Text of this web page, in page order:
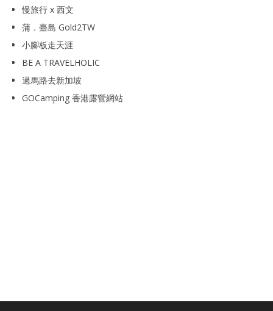
慢旅行 x 西文
蒲．臺島 Gold2TW
小腳板走天涯
BE A TRAVELHOLIC
過馬路去新加坡
GOCamping 香港露營網站